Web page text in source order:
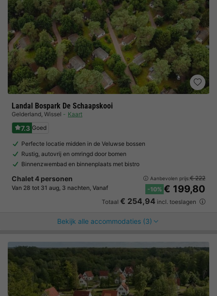
Landal Bospark De Schaapskooi
Gelderland, Wissel Kaart
7.3 Goed
Perfecte locatie midden in de Veluwse bossen
Rustig, autovrij en omringd door bomen
Binnenzwembad en binnenplaats met bistro
Chalet 4 personen
Van 28 tot 31 aug, 3 nachten, Vanaf
Aanbevolen prijs:€ 222
-10% € 199,80
Totaal € 254,94 incl. toeslagen
Bekijk alle accommodaties (3)